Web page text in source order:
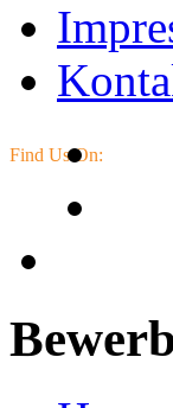
Find Us On: